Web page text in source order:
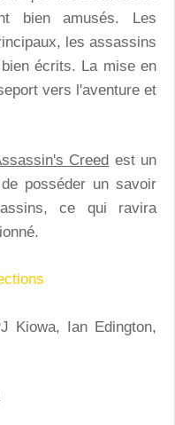
bien amusés. Les
les assassins
écrits. La mise en
vers l'aventure et
Creed est un
posséder un savoir
ce qui ravira
Kiowa, Ian Edington,